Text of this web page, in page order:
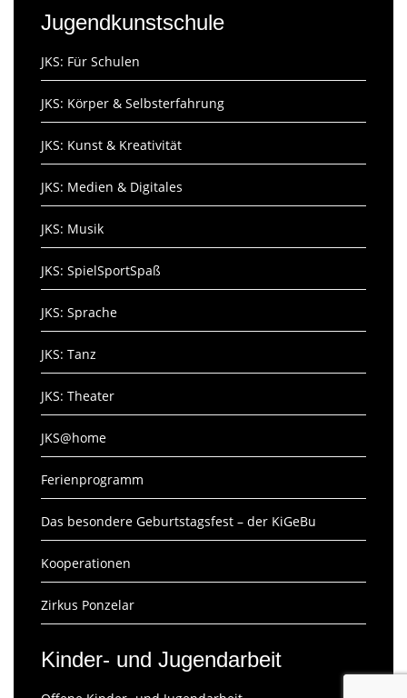
Jugendkunstschule
JKS: Für Schulen
JKS: Körper & Selbsterfahrung
JKS: Kunst & Kreativität
JKS: Medien & Digitales
JKS: Musik
JKS: SpielSportSpaß
JKS: Sprache
JKS: Tanz
JKS: Theater
JKS@home
Ferienprogramm
Das besondere Geburtstagsfest – der KiGeBu
Kooperationen
Zirkus Ponzelar
Kinder- und Jugendarbeit